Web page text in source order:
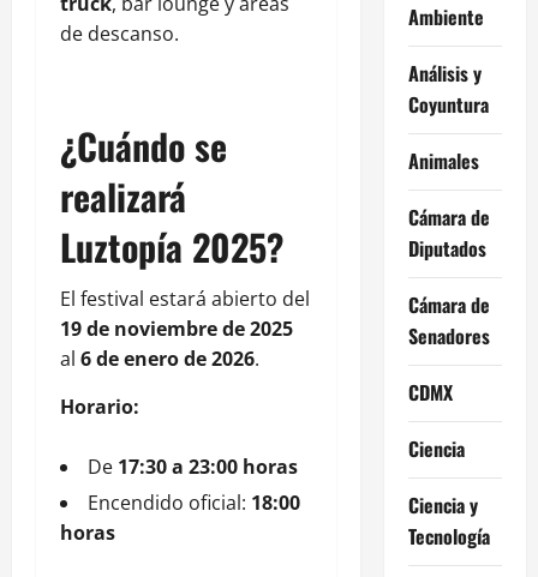
de descanso.
¿Cuándo se
realizará
Luztopía 2025?
El festival estará abierto del
19 de noviembre de 2025
al 6 de enero de 2026.
Horario:
De 17:30 a 23:00 horas
Encendido oficial: 18:00
horas
Ambiente
Análisis y
Coyuntura
Animales
Cámara de
Diputados
Cámara de
Senadores
CDMX
Ciencia
Ciencia y
Tecnología